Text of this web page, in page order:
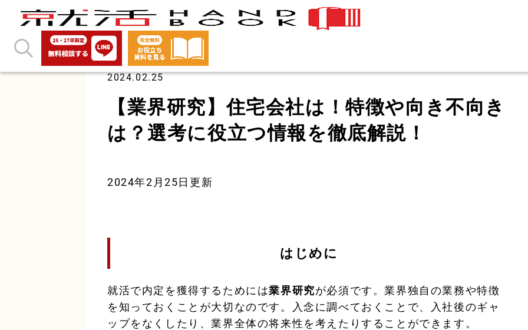
2024.02.25
【業界研究】住宅会社は！特徴や向き不向き
は？選考に役立つ情報を徹底解説！
2024年2月25日更新
はじめに
就活で内定を獲得するためには業界研究が必須です。業界独自の業務や特徴
を知っておくことが大切なのです。入念に調べておくことで、入社後のギャ
ップをなくしたり、業界全体の将来性を考えたりすることができます。